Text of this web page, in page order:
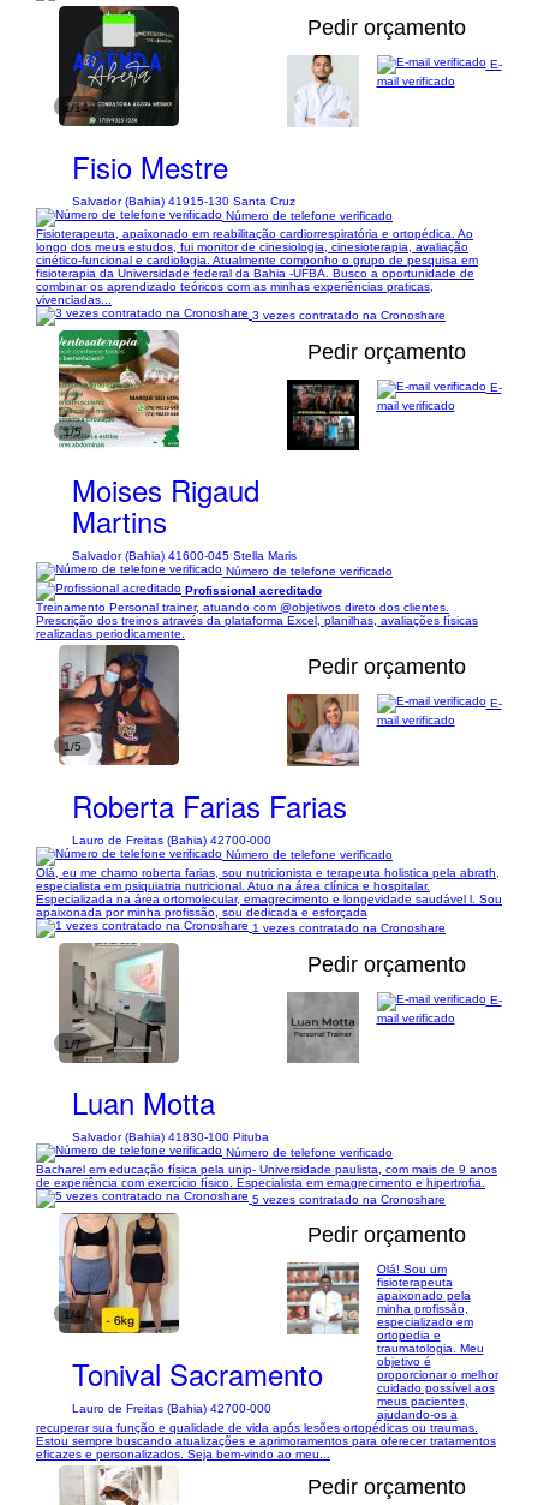
1/14
Pedir orçamento
Fisio Mestre
Salvador (Bahia) 41915-130 Santa Cruz
E-
mail verificado
Número de telefone verificado
Fisioterapeuta, apaixonado em reabilitação cardiorrespiratória e ortopédica. Ao
longo dos meus estudos, fui monitor de cinesiologia, cinesioterapia, avaliação
cinético-funcional e cardiologia. Atualmente componho o grupo de pesquisa em
fisioterapia da Universidade federal da Bahia -UFBA. Busco a oportunidade de
combinar os aprendizado teóricos com as minhas experiências praticas,
vivenciadas...
3 vezes contratado na Cronoshare
1/5
Pedir orçamento
Moises Rigaud
Martins
Salvador (Bahia) 41600-045 Stella Maris
E-
mail verificado
Número de telefone verificado
Profissional acreditado
Treinamento Personal trainer, atuando com @objetivos direto dos clientes.
Prescrição dos treinos através da plataforma Excel, planilhas, avaliações físicas
realizadas periodicamente.
1/5
Pedir orçamento
Roberta Farias Farias
Lauro de Freitas (Bahia) 42700-000
E-
mail verificado
Número de telefone verificado
Olá, eu me chamo roberta farias, sou nutricionista e terapeuta holistica pela abrath,
especialista em psiquiatria nutricional. Atuo na área clínica e hospitalar.
Especializada na área ortomolecular, emagrecimento e longevidade saudável l. Sou
apaixonada por minha profissão, sou dedicada e esforçada
1 vezes contratado na Cronoshare
1/7
Pedir orçamento
Luan Motta
Salvador (Bahia) 41830-100 Pituba
E-
mail verificado
Número de telefone verificado
Bacharel em educação física pela unip- Universidade paulista, com mais de 9 anos
de experiência com exercício físico. Especialista em emagrecimento e hipertrofia.
5 vezes contratado na Cronoshare
1/4
Pedir orçamento
Tonival Sacramento
Lauro de Freitas (Bahia) 42700-000
Olá! Sou um
fisioterapeuta
apaixonado pela
minha profissão,
especializado em
ortopedia e
traumatologia. Meu
objetivo é
proporcionar o melhor
cuidado possível aos
meus pacientes,
ajudando-os a
recuperar sua função e qualidade de vida após lesões ortopédicas ou traumas.
Estou sempre buscando atualizações e aprimoramentos para oferecer tratamentos
eficazes e personalizados. Seja bem-vindo ao meu...
Pedir orçamento